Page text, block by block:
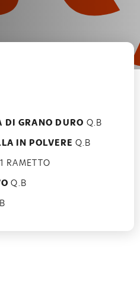
DI GRANO DURO Q.B
IN POLVERE Q.B
1 RAMETTO
Q.B